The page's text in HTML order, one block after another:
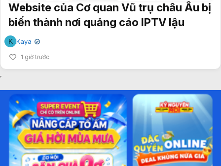
Website của Cơ quan Vũ trụ châu Âu bị
biến thành nơi quảng cáo IPTV lậu
K Kaya ✔
1 giờ trước